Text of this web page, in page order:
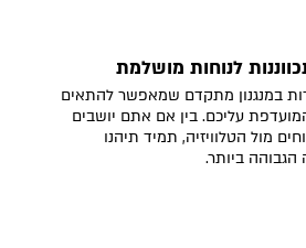
לנוחות מושלמת
במנגנון מתקדם שמאפשר להתאים
עליכם. בין אם אתם יושבים
מול הטלוויזיה, תמיד תיהנו
הגבוהה ביותר.